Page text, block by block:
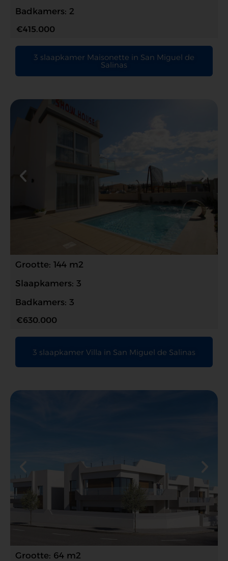
Badkamers: 2
€415.000
3 slaapkamer Maisonette in San Miguel de
Salinas
Grootte: 144 m2
Slaapkamers: 3
Badkamers: 3
€630.000
3 slaapkamer Villa in San Miguel de Salinas
Grootte: 64 m2